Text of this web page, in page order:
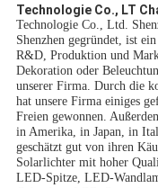
Technologie Co., LT
Technologie Co., Ltd.
Shenzhen gegründet, ist
R&D, Produktion und
Dekoration oder
unserer Firma. Durch die
hat unsere Firma einiges
Freien gewonnen.
in Amerika, in Japan, in
geschätzt gut von ihren
Solarlichter mit hoher
LED-Spitze, LED-